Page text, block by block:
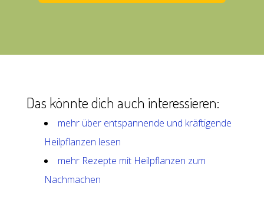
Das könnte dich auch interessieren:
mehr über entspannende und kräftigende
Heilpflanzen lesen
mehr Rezepte mit Heilpflanzen zum
Nachmachen